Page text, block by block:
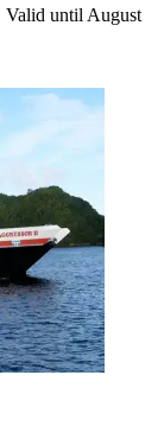
Valid until August